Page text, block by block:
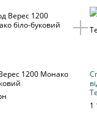
1200 Монако
1